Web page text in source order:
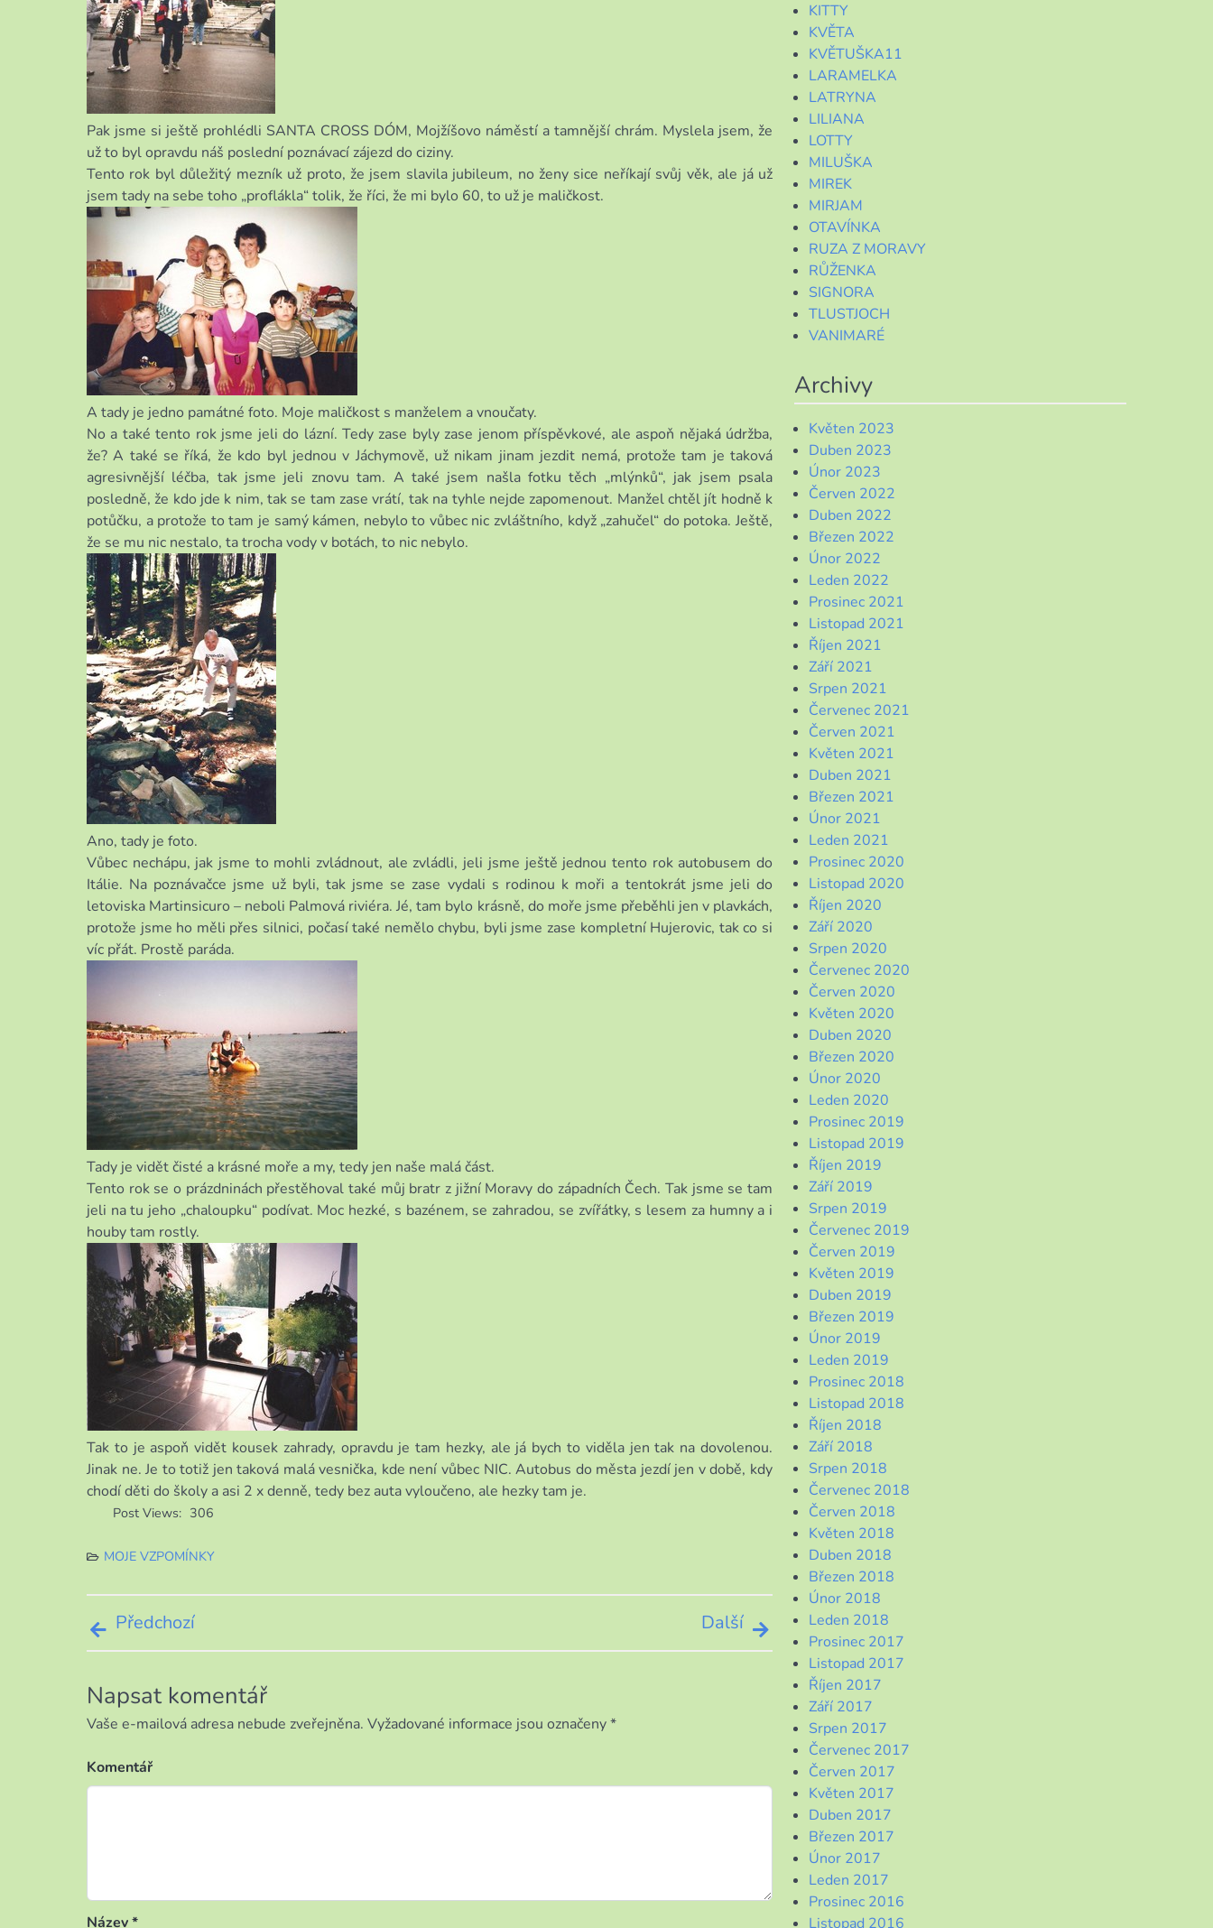
Pak jsme si ještě prohlédli SANTA CROSS DÓM, Mojžíšovo náměstí a tamnější chrám. Myslela jsem, že
už to byl opravdu náš poslední poznávací zájezd do ciziny.
Tento rok byl důležitý mezník už proto, že jsem slavila jubileum, no ženy sice neříkají svůj věk, ale já už
jsem tady na sebe toho „proflákla“ tolik, že říci, že mi bylo 60, to už je maličkost.
A tady je jedno památné foto. Moje maličkost s manželem a vnoučaty.
No a také tento rok jsme jeli do lázní. Tedy zase byly zase jenom příspěvkové, ale aspoň nějaká údržba,
že? A také se říká, že kdo byl jednou v Jáchymově, už nikam jinam jezdit nemá, protože tam je taková
agresivnější léčba, tak jsme jeli znovu tam. A také jsem našla fotku těch „mlýnků“, jak jsem psala
posledně, že kdo jde k nim, tak se tam zase vrátí, tak na tyhle nejde zapomenout. Manžel chtěl jít hodně k
potůčku, a protože to tam je samý kámen, nebylo to vůbec nic zvláštního, když „zahučel“ do potoka. Ještě,
že se mu nic nestalo, ta trocha vody v botách, to nic nebylo.
Ano, tady je foto.
Vůbec nechápu, jak jsme to mohli zvládnout, ale zvládli, jeli jsme ještě jednou tento rok autobusem do
Itálie. Na poznávačce jsme už byli, tak jsme se zase vydali s rodinou k moři a tentokrát jsme jeli do
letoviska Martinsicuro – neboli Palmová riviéra. Jé, tam bylo krásně, do moře jsme přeběhli jen v plavkách,
protože jsme ho měli přes silnici, počasí také nemělo chybu, byli jsme zase kompletní Hujerovic, tak co si
víc přát. Prostě paráda.
Tady je vidět čisté a krásné moře a my, tedy jen naše malá část.
Tento rok se o prázdninách přestěhoval také můj bratr z jižní Moravy do západních Čech. Tak jsme se tam
jeli na tu jeho „chaloupku“ podívat. Moc hezké, s bazénem, se zahradou, se zvířátky, s lesem za humny a i
houby tam rostly.
Tak to je aspoň vidět kousek zahrady, opravdu je tam hezky, ale já bych to viděla jen tak na dovolenou.
Jinak ne. Je to totiž jen taková malá vesnička, kde není vůbec NIC. Autobus do města jezdí jen v době, kdy
chodí děti do školy a asi 2 x denně, tedy bez auta vyloučeno, ale hezky tam je.
Post Views: 306
MOJE VZPOMÍNKY
Navigace
příspěvek
Předchozí Další
Napsat komentář
Vaše e-mailová adresa nebude zveřejněna. Vyžadované informace jsou označeny*
Komentář
Název*
KITTY
KVĚTA
KVĚTUŠKA11
LARAMELKA
LATRYNA
LILIANA
LOTTY
MILUŠKA
MIREK
MIRJAM
OTAVÍNKA
RUZA Z MORAVY
RŮŽENKA
SIGNORA
TLUSTJOCH
VANIMARÉ
Archivy
Květen 2023
Duben 2023
Únor 2023
Červen 2022
Duben 2022
Březen 2022
Únor 2022
Leden 2022
Prosinec 2021
Listopad 2021
Říjen 2021
Září 2021
Srpen 2021
Červenec 2021
Červen 2021
Květen 2021
Duben 2021
Březen 2021
Únor 2021
Leden 2021
Prosinec 2020
Listopad 2020
Říjen 2020
Září 2020
Srpen 2020
Červenec 2020
Červen 2020
Květen 2020
Duben 2020
Březen 2020
Únor 2020
Leden 2020
Prosinec 2019
Listopad 2019
Říjen 2019
Září 2019
Srpen 2019
Červenec 2019
Červen 2019
Květen 2019
Duben 2019
Březen 2019
Únor 2019
Leden 2019
Prosinec 2018
Listopad 2018
Říjen 2018
Září 2018
Srpen 2018
Červenec 2018
Červen 2018
Květen 2018
Duben 2018
Březen 2018
Únor 2018
Leden 2018
Prosinec 2017
Listopad 2017
Říjen 2017
Září 2017
Srpen 2017
Červenec 2017
Červen 2017
Květen 2017
Duben 2017
Březen 2017
Únor 2017
Leden 2017
Prosinec 2016
Listopad 2016